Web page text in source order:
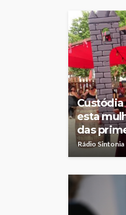
Custódia
esta
das
Rádio Sintonia